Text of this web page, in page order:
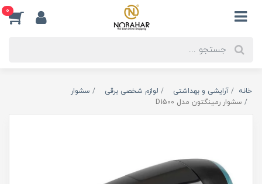
0
خانه آرایشی و بهداشتی لوازم شخصی برقی
سشوار
سشوار رمینگتون مدل D1500